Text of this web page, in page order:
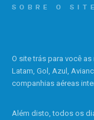
SOBRE O SITE
O site trás para você
Latam, Gol, Azul,
companhias aéreas
Além disto, todos os